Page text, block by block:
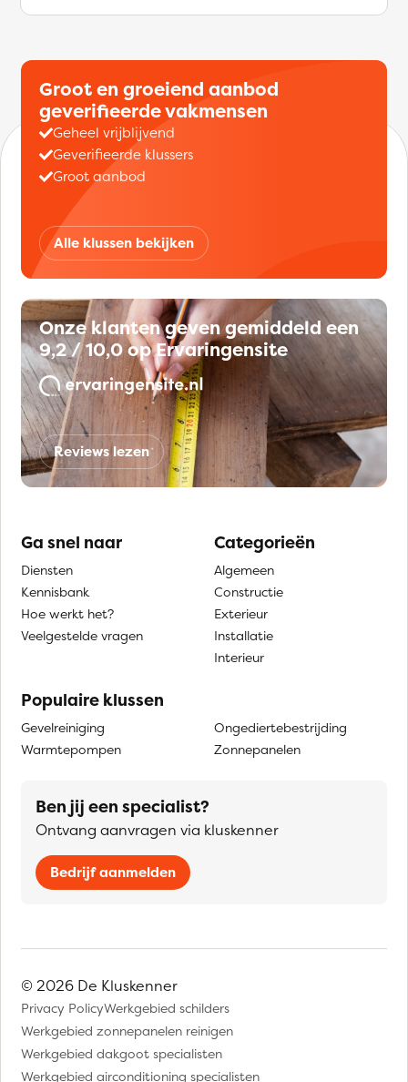
Groot en groeiend aanbod
geverifieerde vakmensen
Geheel vrijblijvend
Geverifieerde klussers
Groot aanbod
Alle klussen bekijken
Onze klanten geven gemiddeld een
9,2 / 10,0 op Ervaringensite
Reviews lezen
Ga snel naar
Diensten
Kennisbank
Hoe werkt het?
Veelgestelde vragen
Categorieën
Algemeen
Constructie
Exterieur
Installatie
Interieur
Populaire klussen
Gevelreiniging
Warmtepompen
Ongediertebestrijding
Zonnepanelen
Ben jij een specialist?
Ontvang aanvragen via kluskenner
Bedrijf aanmelden
© 2026 De Kluskenner
Privacy PolicyWerkgebied schilders
Werkgebied zonnepanelen reinigen
Werkgebied dakgoot specialisten
Werkgebied airconditioning specialisten